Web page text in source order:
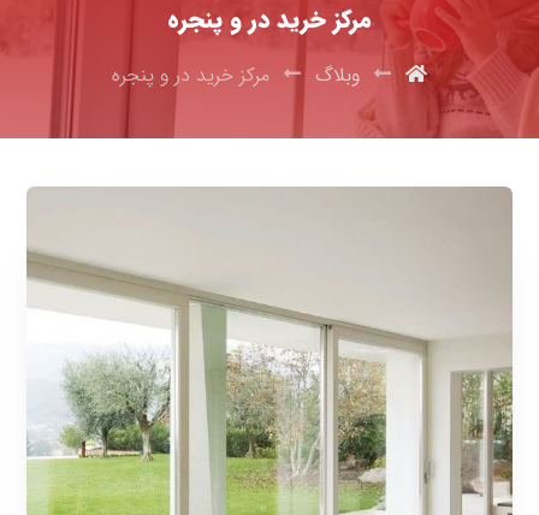
مرکز خرید در و پنجره
وبلاگ مرکز خرید در و پنجره